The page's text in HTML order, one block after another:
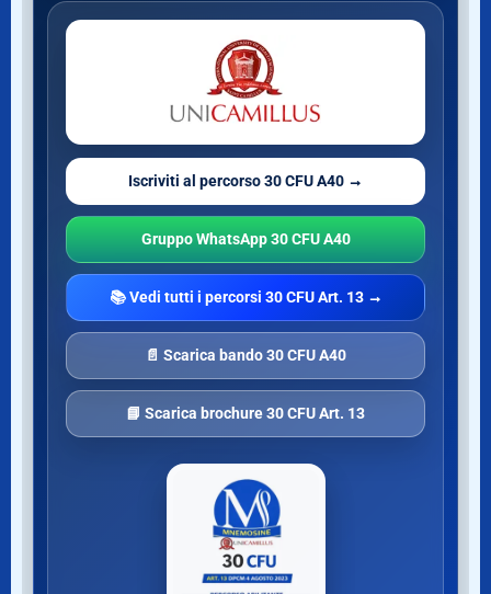
Iscriviti al percorso 30 CFU A40 →
Gruppo WhatsApp 30 CFU A40
📚 Vedi tutti i percorsi 30 CFU Art. 13 →
📄 Scarica bando 30 CFU A40
📘 Scarica brochure 30 CFU Art. 13